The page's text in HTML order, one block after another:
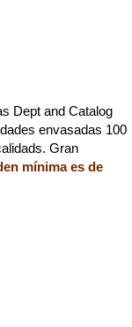
Dept and Catalog
envasadas 100
Gran
mínima es de